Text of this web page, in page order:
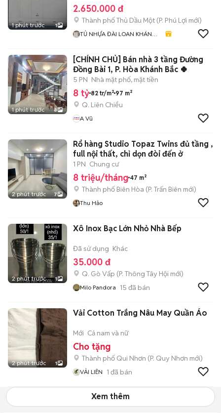
1 phút trước 1
2.650.000 đ
Thành phố Thủ Dầu Một (P. Phú Lợi mới)
TỦ NHỰA ĐÀI LOAN KHÁNH
1 phút trước 8
[CHÍNH CHỦ] Bán nhà 3 tầng Đường
Đồng Bài 1, P. Hòa Khánh Bắc 🍀
5 PN Nhà mặt phố, mặt tiền
8 tỷ 82 tr/m² 97 m²
Q. Liên Chiểu
A Vũ
2 phút trước 7
Rổ hàng Studio Topaz Twins đủ tầng ,
full nội thất, chỉ dọn đòi đến ở
1 PN Chung cư
8 triệu/tháng 47 m²
Thành phố Biên Hòa (P. Trấn Biên mới)
Thu Hảo
2 phút trước 1
Xô Inox Bạc Lớn Nhỏ Nhà Bếp
Đã sử dụng Khác
35.000 đ
Q. Gò Vấp (P. Thông Tây Hội mới)
Milo Pandora 15 đã bán
2 phút trước 1
Vải Cotton Trắng Nâu May Quần Áo
Mới Cả nam và nữ
Cho tặng
Thành phố Qui Nhơn (P. Quy Nhơn mới)
VẢI LIÊN 1 đã bán
Xem thêm